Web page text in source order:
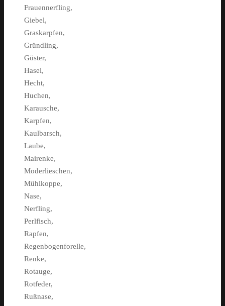
Frauennerfling,
Giebel,
Graskarpfen,
Gründling,
Güster,
Hasel,
Hecht,
Huchen,
Karausche,
Karpfen,
Kaulbarsch,
Laube,
Mairenke,
Moderlieschen,
Mühlkoppe,
Nase,
Nerfling,
Perlfisch,
Rapfen,
Regenbogenforelle,
Renke,
Rotauge,
Rotfeder,
Rußnase,